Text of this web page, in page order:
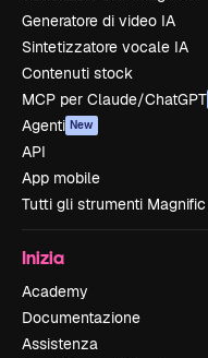
Generatore di video IA
Sintetizzatore vocale IA
Contenuti stock
MCP per Claude/ChatGPT
Agenti New
API
App mobile
Tutti gli strumenti Magnific
Inizia
Academy
Documentazione
Assistenza